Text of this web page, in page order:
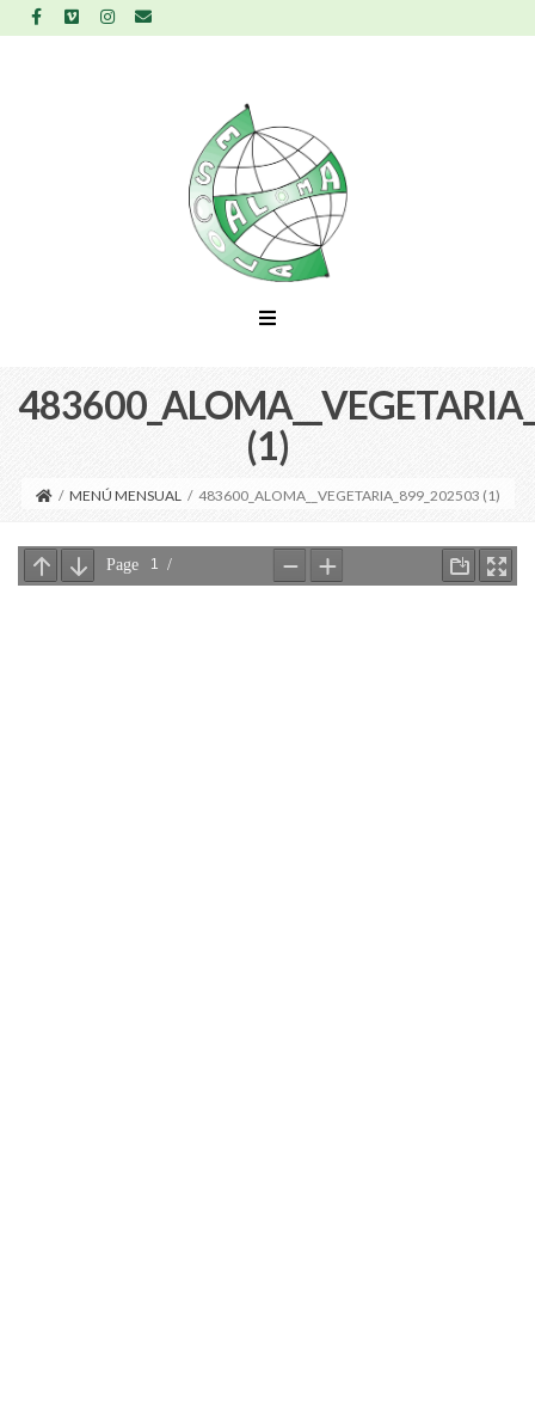
(1)
/ MENÚ MENSUAL / 483600_ALOMA__VEGETARIA_899_202503 (1)